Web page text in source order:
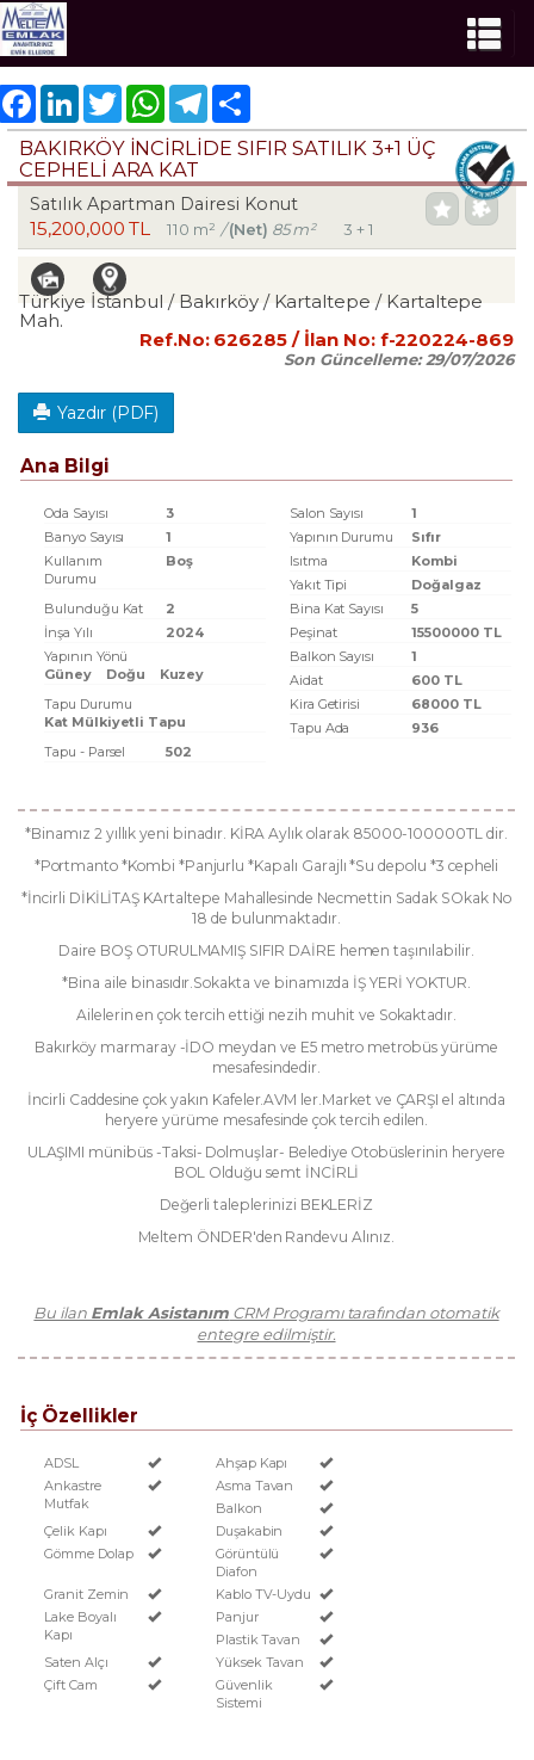
FacebookLinkedInTwitter WhatsAppTelegram
BAKIRKÖY İNCİRLİDE SIFIR SATILIK 3+1 ÜÇ
CEPHELİ ARA KAT
Satılık Apartman Dairesi Konut
15,200,000 TL 110 m² /(Net) 85 m² 3 + 1
Türkiye İstanbul / Bakırköy/ Kartaltepe / Kartaltepe
Mah.
Ref.No: 626285 / İlan No: f-220224-869
Son Güncelleme:29/07/2026
Yazdır (PDF)
Ana Bilgi
Oda Sayısı 3 Salon Sayısı
1
Banyo Sayısı
1 Yapının Durumu
Sıfır
Kullanım
Durumu
Boş Isıtma
Kombi
Yakıt Tipi
Doğalgaz
Bulunduğu Kat
2 Bina Kat Sayısı
5
İnşa Yılı
2024 Peşinat
15500000 TL
Yapının Yönü
Güney
Doğu Kuzey
Balkon Sayısı
1
Aidat
600 TL
Tapu Durumu
Kat Mülkiyetli Tapu
Kira Getirisi
68000 TL
Tapu Ada
936
Tapu - Parsel
502
*Binamız 2 yıllık yeni binadır. KİRA Aylık olarak 85000-100000TL dir.
*Portmanto *Kombi *Panjurlu *Kapalı Garajlı *Su depolu *3 cepheli
*İncirli DİKİLİTAŞ KArtaltepe Mahallesinde Necmettin Sadak SOkak No
18 de bulunmaktadır.
Daire BOŞ OTURULMAMIŞ SIFIR DAİRE hemen taşınılabilir.
*Bina aile binasıdır.Sokakta ve binamızda İŞ YERİ YOKTUR.
Ailelerin en çok tercih ettiği nezih muhit ve Sokaktadır.
Bakırköy marmaray -İDO meydan ve E5 metro metrobüs yürüme
mesafesindedir.
İncirli Caddesine çok yakın Kafeler.AVM ler.Market ve ÇARŞI el altında
heryere yürüme mesafesinde çok tercih edilen.
ULAŞIMI münibüs -Taksi- Dolmuşlar- Belediye Otobüslerinin heryere
BOL Olduğu semt İNCİRLİ
Değerli taleplerinizi BEKLERİZ
Meltem ÖNDER'den Randevu Alınız.
Bu ilan Emlak Asistanım CRM Programı tarafından otomatik
entegre edilmiştir.
İç Özellikler
ADSL
Ahşap Kapı
Ankastre
Mutfak
Asma Tavan
Balkon
Çelik Kapı
Duşakabin
Gömme Dolap
Görüntülü
Diafon
Granit Zemin
Kablo TV-Uydu
Lake Boyalı
Kapı
Panjur
Plastik Tavan
Saten Alçı
Yüksek Tavan
Çift Cam
Güvenlik
Sistemi